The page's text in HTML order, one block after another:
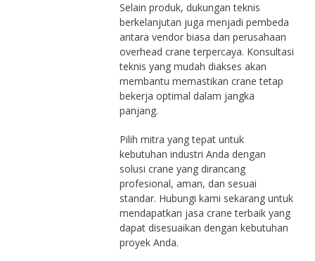
Selain produk, dukungan teknis
berkelanjutan juga menjadi pembeda
antara vendor biasa dan perusahaan
overhead crane terpercaya. Konsultasi
teknis yang mudah diakses akan
membantu memastikan crane tetap
bekerja optimal dalam jangka
panjang.
Pilih mitra yang tepat untuk
kebutuhan industri Anda dengan
solusi crane yang dirancang
profesional, aman, dan sesuai
standar. Hubungi kami sekarang untuk
mendapatkan jasa crane terbaik yang
dapat disesuaikan dengan kebutuhan
proyek Anda.